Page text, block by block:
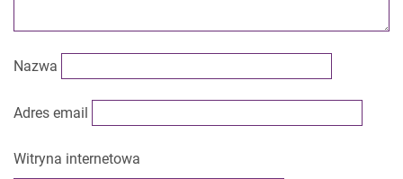
Nazwa
Adres email
Witryna internetowa